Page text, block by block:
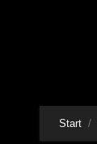
Start